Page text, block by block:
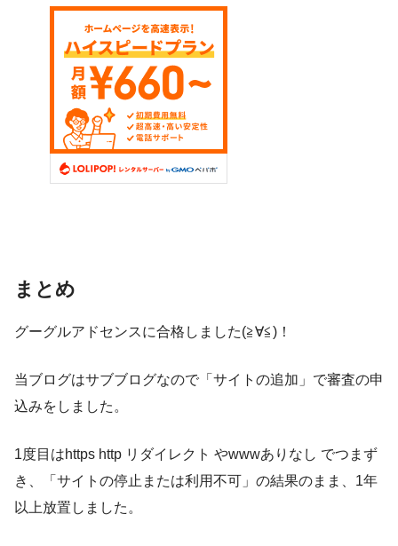
まとめ
グーグルアドセンスに合格しました(≧∀≦)！
当ブログはサブブログなので「サイトの追加」で審査の申
込みをしました。
1度目はhttps http リダイレクト やwwwありなし でつまず
き、「サイトの停止または利用不可」の結果のまま、1年
以上放置しました。